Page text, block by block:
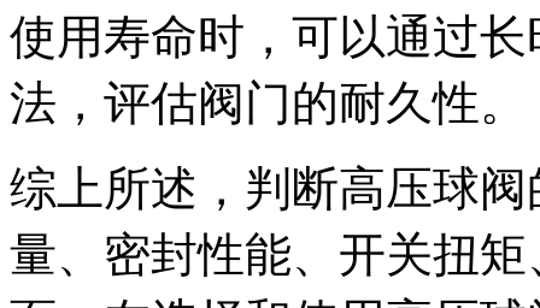
使用寿命时，可以通过
法，评估阀门的耐久性。
综上所述，判断高压球
量、密封性能、开关扭